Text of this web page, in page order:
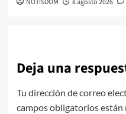
NOTISDOM 8 agosto 2026
Deja una
Tu dirección de correo
campos obligatorios están